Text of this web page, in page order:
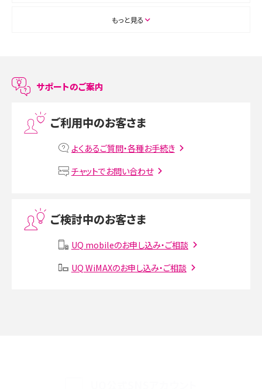
ASMRとは？初心者向けの代表ジャンルや楽しみ方を解説
LINEで友だちを削除する方法は？方法ごとの影響や復活・復元する方法も解説
MNOとは？MVNOやMVNEとの違いやメリット・デメリットを解説
VPN接続とは？仕組みや必要性、メリット・デメリット、接続方法を解説
Instagram（インスタグラム）でスクショするとバレる？バレるケースや撮り方も解
SMSとは？料金やできること、注意点や届かない時の対処法を解説
もっと見る
サポートのご案内
ご利用中のお客さま
よくあるご質問・各種お手続き
チャットでお問い合わせ
ご検討中のお客さま
UQ mobileのお申し込み・ご相談
UQ WiMAXのお申し込み・ご相談